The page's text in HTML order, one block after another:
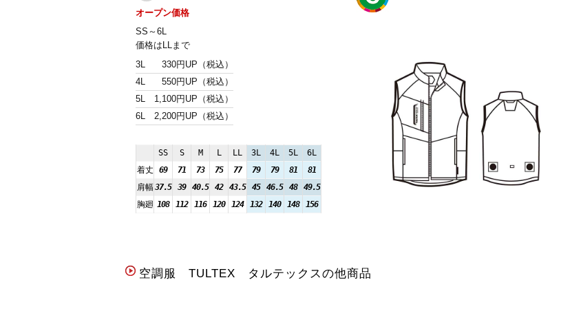
オープン価格
SS～6L
価格はLLまで
3L
330円UP（税込）
4L
550円UP（税込）
5L
1,100円UP（税込）
6L
2,200円UP（税込）
SS S M L LL 3L 4L 5L
6L
着丈
69 71 73 75 77 79 79 81
81
肩幅37.5 39 40.5 42 43.5 45 46.5 48
49.5
胸廻 108 112 116 120 124 132 140 148 156
空調服 TULTEX タルテックスの他商品